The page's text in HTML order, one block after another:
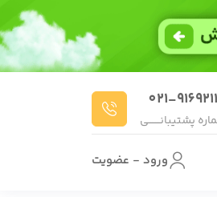
021-
پشتیبانـــــــی
ورود - عضویت